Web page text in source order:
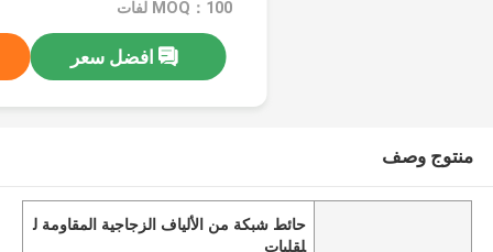
MOQ：100 لفات
افضل سعر
منتوج وصف
حائط شبكة من الألياف الزجاجية المقاومة ل
لقليات